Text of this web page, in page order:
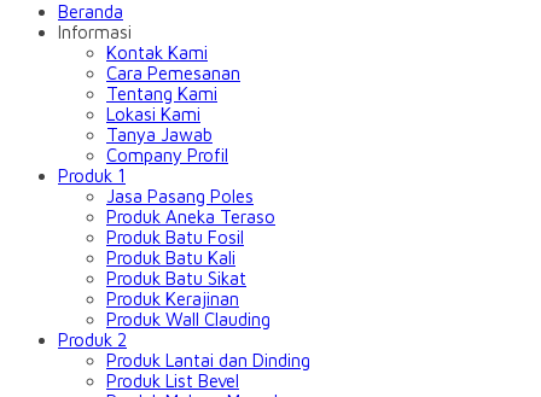
Beranda
Informasi
Kontak Kami
Cara Pemesanan
Tentang Kami
Lokasi Kami
Tanya Jawab
Company Profil
Produk 1
Jasa Pasang Poles
Produk Aneka Teraso
Produk Batu Fosil
Produk Batu Kali
Produk Batu Sikat
Produk Kerajinan
Produk Wall Clauding
Produk 2
Produk Lantai dan Dinding
Produk List Bevel